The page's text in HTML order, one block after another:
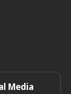
Media